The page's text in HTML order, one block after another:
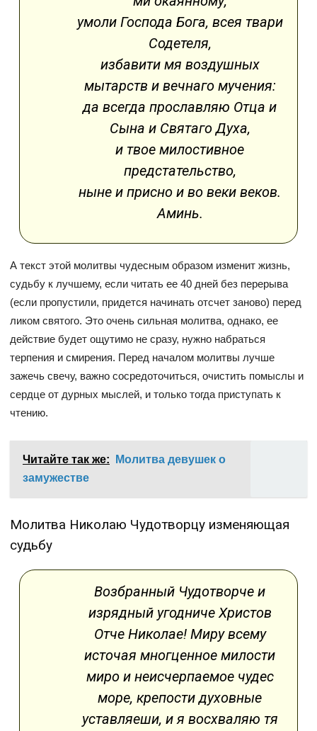
умоли Господа Бога, всея твари
Содетеля,
избавити мя воздушных
мытарств и вечнаго мучения:
да всегда прославляю Отца и
Сына и Святаго Духа,
и твое милостивное
предстательство,
ныне и присно и во веки веков.
Аминь.
А текст этой молитвы чудесным образом изменит жизнь,
судьбу к лучшему, если читать ее 40 дней без перерыва
(если пропустили, придется начинать отсчет заново) перед
ликом святого. Это очень сильная молитва, однако, ее
действие будет ощутимо не сразу, нужно набраться
терпения и смирения. Перед началом молитвы лучше
зажечь свечу, важно сосредоточиться, очистить помыслы и
сердце от дурных мыслей, и только тогда приступать к
чтению.
Читайте так же:
Молитва девушек о
замужестве
Молитва Николаю Чудотворцу изменяющая
судьбу
Возбранный Чудотворче и
изрядный угодниче Христов
Отче Николае! Миру всему
источая многценное милости
миро и неисчерпаемое чудес
море, крепости духовные
уставляеши, и я восхваляю тя